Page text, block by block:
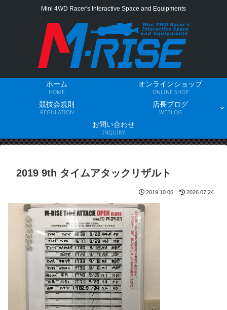
Mini 4WD Racer's Interactive Space and Equipments
ホーム
HOME
オンラインショップ
ONLINE SHOP
競技会規則
REGULATION
店長ブログ
WEBLOG
お問い合わせ
INQUIRY
2019 9th タイムアタックリザルト
2019.10.06 2026.07.24